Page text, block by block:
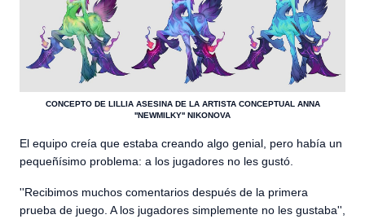
CONCEPTO DE LILLIA ASESINA DE LA ARTISTA CONCEPTUAL ANNA
''NEWMILKY'' NIKONOVA
El equipo creía que estaba creando algo genial, pero había un
pequeñísimo problema: a los jugadores no les gustó.
''Recibimos muchos comentarios después de la primera
prueba de juego. A los jugadores simplemente no les gustaba'',